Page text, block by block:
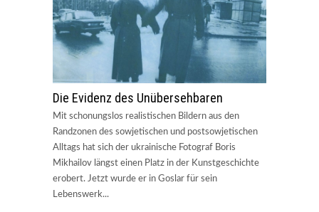
Die Evidenz des Unübersehbaren
Mit schonungslos realistischen Bildern aus den
Randzonen des sowjetischen und postsowjetischen
Alltags hat sich der ukrainische Fotograf Boris
Mikhailov längst einen Platz in der Kunstgeschichte
erobert. Jetzt wurde er in Goslar für sein
Lebenswerk...